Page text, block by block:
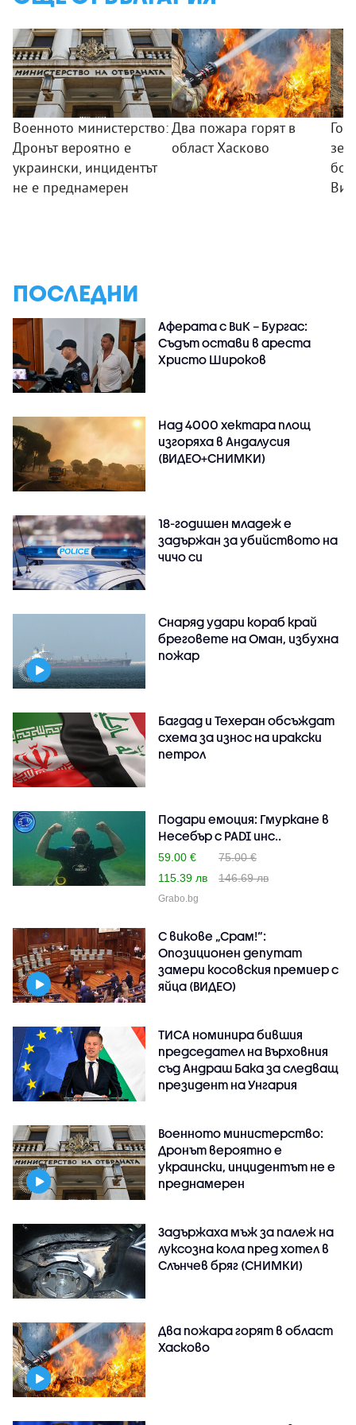
Военното министерство:
Дронът вероятно е
украински, инцидентът
не е преднамерен
Два пожара горят в
област Хасково
ПОСЛЕДНИ
Аферата с ВиК – Бургас:
Съдът остави в ареста
Христо Широков
Над 4000 хектара площ
изгоряха в Андалусия
(ВИДЕО+СНИМКИ)
18-годишен младеж е
задържан за убийството на
чичо си
Снаряд удари кораб край
бреговете на Оман, избухна
пожар
Багдад и Техеран обсъждат
схема за износ на иракски
петрол
Подари емоция: Гмуркане в
Несебър с PADI инс..
59.00 €
75.00 €
115.39 лв
146.69 лв
Grabo.bg
С викове „Срам!“:
Опозиционен депутат
замери косовския премиер с
яйца (ВИДЕО)
ТИСА номинира бившия
председател на Върховния
съд Андраш Бака за следващ
президент на Унгария
Военното министерство:
Дронът вероятно е
украински, инцидентът не е
преднамерен
Задържаха мъж за палеж на
луксозна кола пред хотел в
Слънчев бряг (СНИМКИ)
Два пожара горят в област
Хасково